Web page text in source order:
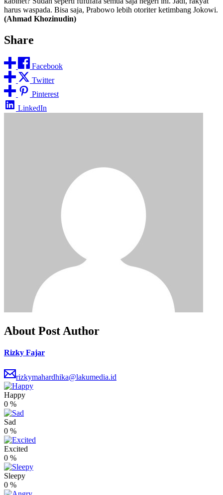
harus waspada. Bisa saja, Prabowo lebih otoriter ketimbang Jokowi.
(Ahmad Khozinudin)
Share
Facebook
Twitter
Pinterest
LinkedIn
About Post Author
Rizky Fajar
rizkymahardhika@lakumedia.id
Happy
0 %
Sad
0 %
Excited
0 %
Sleepy
0 %